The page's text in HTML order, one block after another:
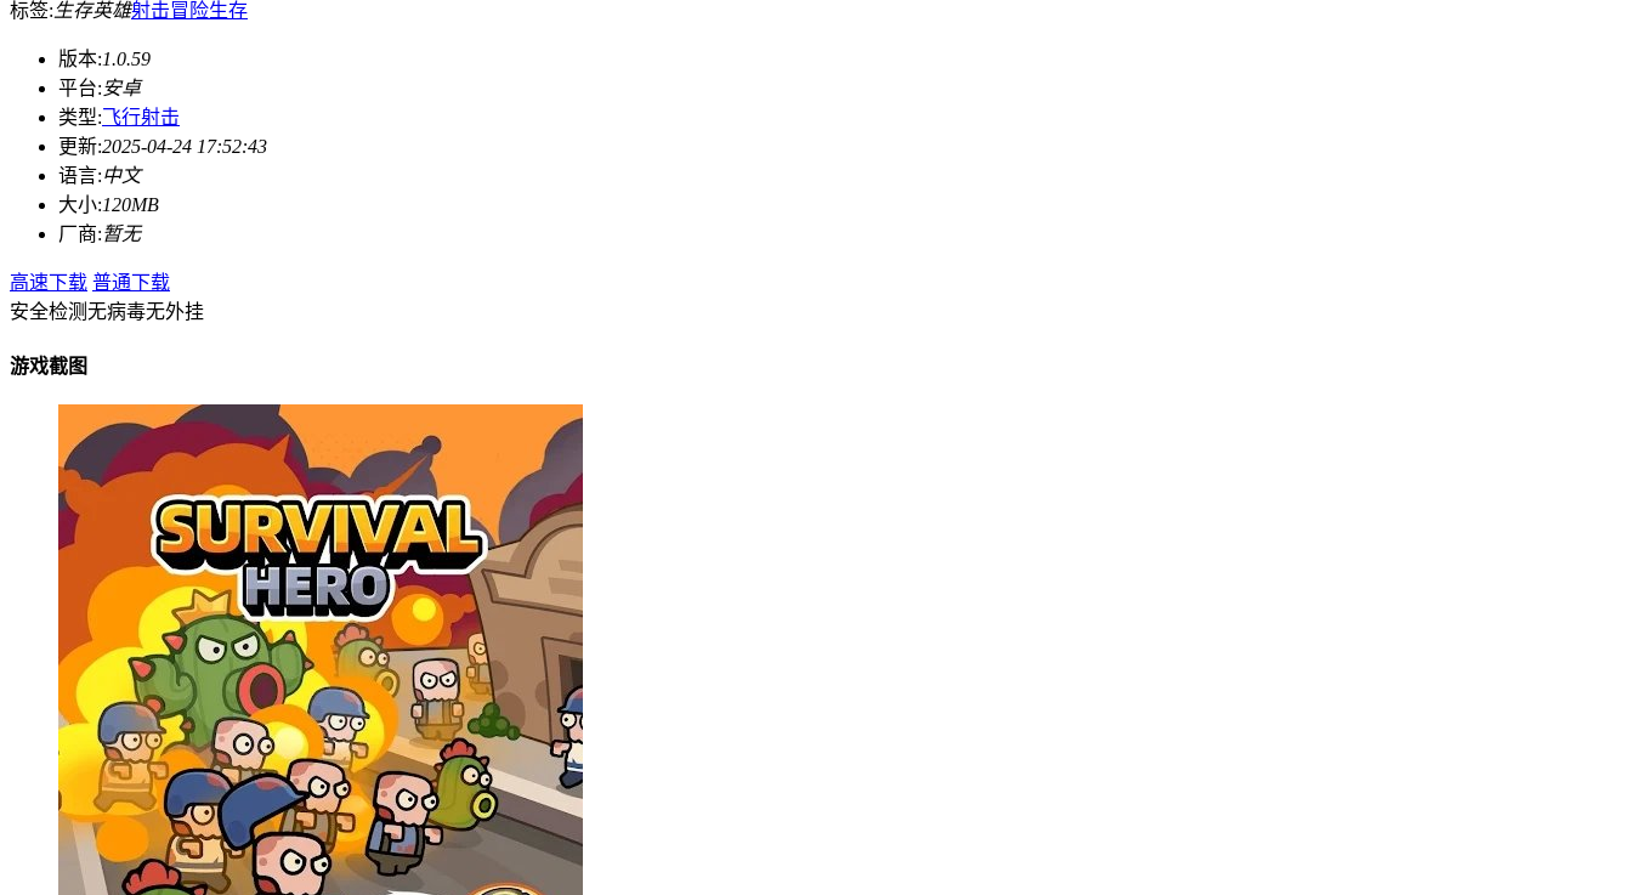
标签:生存英雄射击冒险生存
版本:1.0.59
平台:安卓
类型:飞行射击
更新:2025-04-24 17:52:43
语言:中文
大小:120MB
厂商:暂无
高速下载 普通下载
安全检测无病毒无外挂
游戏截图